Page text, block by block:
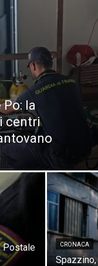
la
centri
Postale
CRONACA